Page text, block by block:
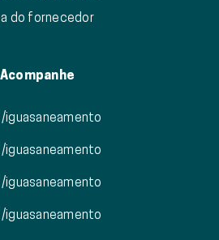
do fornecedor
Acompanhe
/iguasaneamento
/iguasaneamento
/iguasaneamento
/iguasaneamento